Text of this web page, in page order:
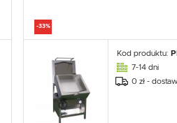
-33%
Kod produktu:
7-14 dni
0 zł -